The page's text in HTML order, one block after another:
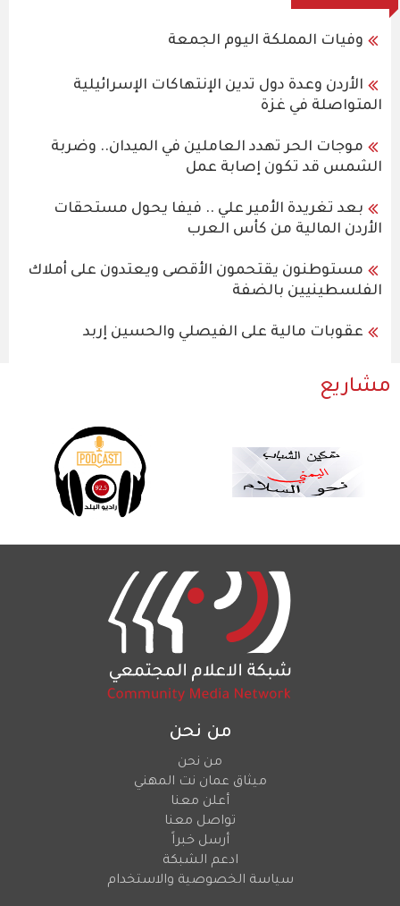
وفيات المملكة اليوم الجمعة
الأردن وعدة دول تدين الإنتهاكات الإسرائيلية
المتواصلة في غزة
موجات الحر تهدد العاملين في الميدان.. وضربة
الشمس قد تكون إصابة عمل
بعد تغريدة الأمير علي .. فيفا يحول مستحقات
الأردن المالية من كأس العرب
مستوطنون يقتحمون الأقصى ويعتدون على أملاك
الفلسطينيين بالضفة
عقوبات مالية على الفيصلي والحسين إربد
مشاريع
من نحن
من نحن
ميثاق عمان نت المهني
أعلن معنا
تواصل معنا
أرسل خبراً
ادعم الشبكة
سياسة الخصوصية والاستخدام